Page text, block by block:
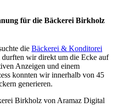
für die Bäckerei Birkholz
die Bäckerei & Konditorei
durften wir direkt um die Ecke auf
Anzeigen und einem
konnten wir innerhalb von 45
generieren.